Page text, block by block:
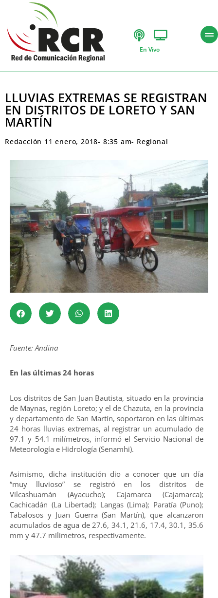
En Vivo
LLUVIAS EXTREMAS SE REGISTRAN
EN DISTRITOS DE LORETO Y SAN
MARTÍN
Redacción 11 enero, 2018- 8:35 am- Regional
Fuente: Andina
En las últimas 24 horas
Los distritos de San Juan Bautista, situado en la provincia
de Maynas, región Loreto; y el de Chazuta, en la provincia
y departamento de San Martín, soportaron en las últimas
24 horas lluvias extremas, al registrar un acumulado de
97.1 y 54.1 milímetros, informó el Servicio Nacional de
Meteorología e Hidrología (Senamhi).
Asimismo, dicha institución dio a conocer que un día
“muy lluvioso” se registró en los distritos de
Vilcashuamán (Ayacucho); Cajamarca (Cajamarca);
Cachicadán (La Libertad); Langas (Lima); Paratía (Puno);
Tabalosos y Juan Guerra (San Martín), que alcanzaron
acumulados de agua de 27.6, 34.1, 21.6, 17.4, 30.1, 35.6
mm y 47.7 milímetros, respectivamente.